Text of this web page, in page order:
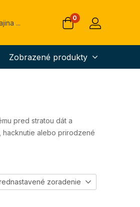
...
0
Zobrazené produkty
pred stratou dát a
hacknutie alebo prirodzené
zoradenie